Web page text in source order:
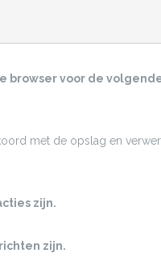
browser voor de
met de opslag en
zijn.
zijn.